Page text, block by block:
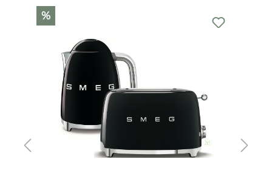
Produktgalerie überspringen
%